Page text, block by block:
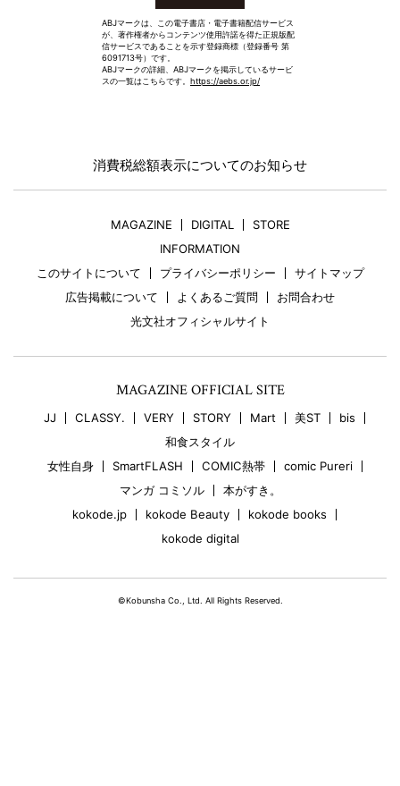
ABJマークは、この電子書店・電子書籍配信サービス
が、著作権者からコンテンツ使用許諾を得た正規版配
信サービスであることを示す登録商標（登録番号 第
6091713号）です。
ABJマークの詳細、ABJマークを掲示しているサービ
スの一覧はこちらです。 https://aebs.or.jp/
消費税総額表示についてのお知らせ
MAGAZINE DIGITAL
STORE
INFORMATION
このサイトについて
プライバシーポリシー
サイトマップ
広告掲載について
よくあるご質問
お問合わせ
光文社オフィシャルサイト
MAGAZINE OFFICIAL SITE
JJ CLASSY. VERY STORY Mart 美ST
bis
和食スタイル
女性自身
SmartFLASH COMIC熱帯
comic Pureri
マンガ コミソル
本がすき。
kokode.jp
kokode Beauty
kokode books
kokode digital
©Kobunsha Co., Ltd. All Rights Reserved.